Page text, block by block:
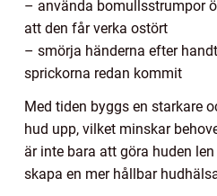
– använda bomullsstrumpor
att den får verka ostört
– smörja händerna efter
sprickorna redan kommit
Med tiden byggs en starkare
hud upp, vilket minskar
är inte bara att göra huden
skapa en mer hållbar